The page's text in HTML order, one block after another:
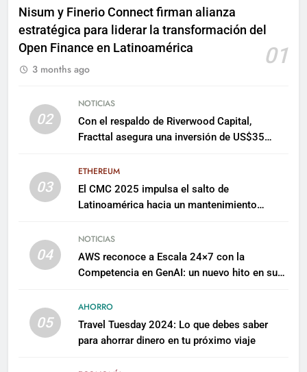
Nisum y Finerio Connect firman alianza
estratégica para liderar la transformación del
Open Finance en Latinoamérica
01
3 months ago
02
NOTICIAS
Con el respaldo de Riverwood Capital,
Fracttal asegura una inversión de US$35
03
ETHEREUM
El CMC 2025 impulsa el salto de
Latinoamérica hacia un mantenimiento
04
NOTICIAS
AWS reconoce a Escala 24×7 con la
Competencia en GenAI: un nuevo hito en su
05
AHORRO
Travel Tuesday 2024: Lo que debes saber
para ahorrar dinero en tu próximo viaje